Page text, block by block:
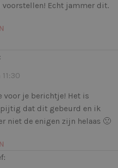
voorstellen! Echt jammer dit.
voor je berichtje! Het is
dat dit gebeurd en ik
niet de enigen zijn helaas 🙁